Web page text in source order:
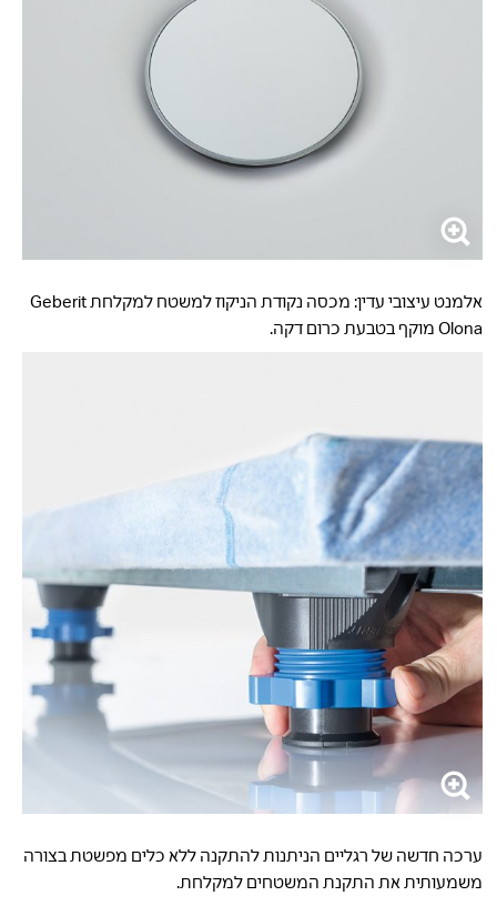
אלמנט עיצובי עדין: מכסה נקודת הניקוז למשטח למקלחת Geberit
Olona מוקף בטבעת כרום דקה.
ערכה חדשה של רגליים הניתנות להתקנה ללא כלים מפשטת בצורה
משמעותית את התקנת המשטחים למקלחת.